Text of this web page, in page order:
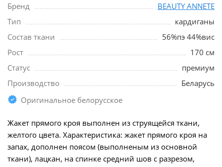
Бренд
BEAUTY ANNETE
Тип
кардиганы
Состав ткани
56%пэ 44%вис
Рост
170 см
Статус
премиум
Производство
Беларусь
Оригинальное белорусское
Жакет прямого кроя выполнен из струящейся ткани,
желтого цвета. Характеристика: жакет прямого кроя на
запах, дополнен поясом (выполненым из основной
ткани), лацкан, на спинке средний шов с разрезом,